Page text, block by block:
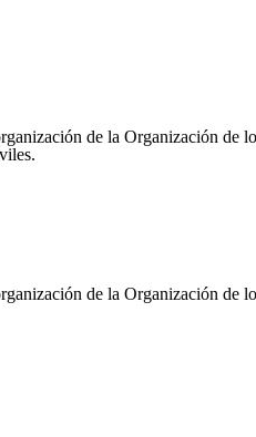
de la Organización
de la Organización de